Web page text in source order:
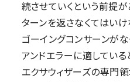
続させていくという前提
ターンを返さなくてはい
ゴーイングコンサーンが
アンドエラーに適している
エクサウィザーズの専門